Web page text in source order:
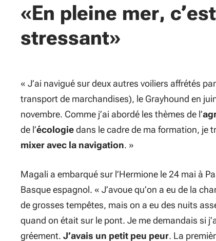
«En pleine mer,
stressant»
« J’ai navigué sur deux autres voiliers affrétés
transport de marchandises), le Grayhound en
novembre. Comme j’ai abordé les thèmes de l’
de l’écologiedans le cadre de ma formation, je
mixer avec la navigation. »
Magali a embarqué sur l’Hermione le 24 mai à
Basque espagnol. « J’avoue qu’on a eu de la
de grosses tempêtes, mais on a eu des nuits
quand on était sur le pont. Je me demandais si
gréement. J’avais un petit peu peur. La